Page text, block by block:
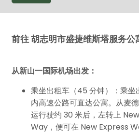
前往 胡志明市盛捷维斯塔服务公
从新山一国际机场出发：
乘坐出租车（45 分钟）：乘坐
内高速公路可直达公寓。从麦
运行驶约 30 米后，左转上
Way，便可在 New Express